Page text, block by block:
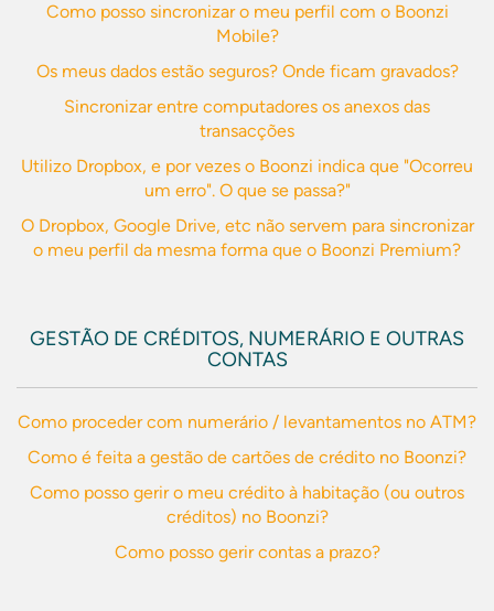
Como posso sincronizar o meu perfil com o Boonzi
Mobile?
Os meus dados estão seguros? Onde ficam gravados?
Sincronizar entre computadores os anexos das
transacções
Utilizo Dropbox, e por vezes o Boonzi indica que "Ocorreu
um erro". O que se passa?"
O Dropbox, Google Drive, etc não servem para sincronizar
o meu perfil da mesma forma que o Boonzi Premium?
GESTÃO DE CRÉDITOS, NUMERÁRIO E OUTRAS
CONTAS
Como proceder com numerário / levantamentos no ATM?
Como é feita a gestão de cartões de crédito no Boonzi?
Como posso gerir o meu crédito à habitação (ou outros
créditos) no Boonzi?
Como posso gerir contas a prazo?